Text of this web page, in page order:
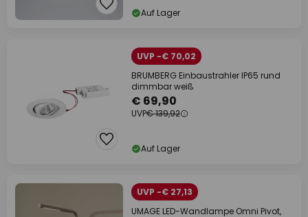
Auf Lager
UVP -€ 70,02
BRUMBERG Einbaustrahler IP65 rund
dimmbar weiß
€ 69,90
UVP€ 139,92
Auf Lager
UVP -€ 27,13
UMAGE LED-Wandlampe Omni Pivot,